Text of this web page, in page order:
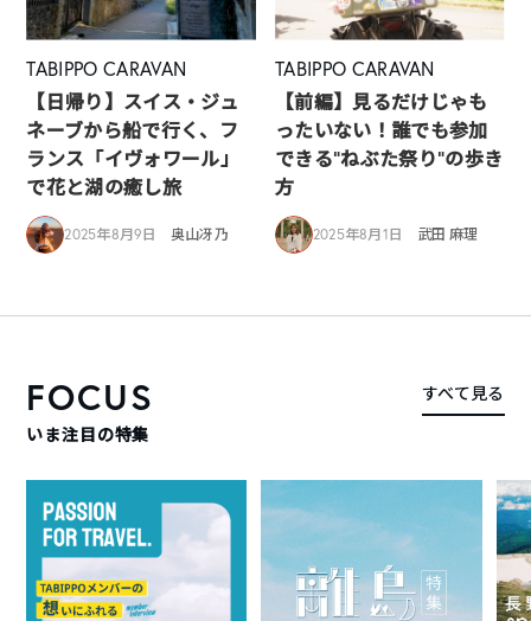
TABIPPO CARAVAN
【日帰り】スイス・ジュ
ネーブから船で行く、フ
ランス「イヴォワール」
で花と湖の癒し旅
2025年8月9日 奥山冴乃
TABIPPO CARAVAN
【前編】見るだけじゃも
ったいない！誰でも参加
できる“ねぶた祭り”の歩き
方
2025年8月1日 武田 麻理
FOCUS
いま注目の特集
すべて見る